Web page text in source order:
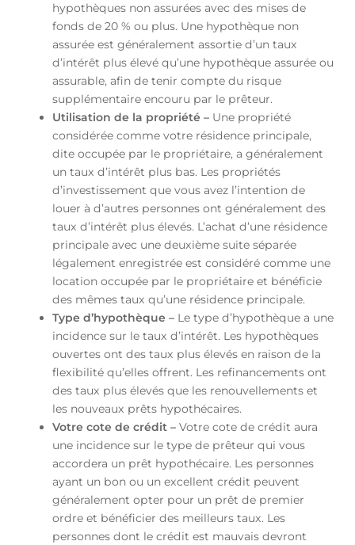
hypothèques non assurées avec des mises de
fonds de 20 % ou plus. Une hypothèque non
assurée est généralement assortie d’un taux
d’intérêt plus élevé qu’une hypothèque assurée ou
assurable, afin de tenir compte du risque
supplémentaire encouru par le prêteur.
Utilisation de la propriété – Une propriété
considérée comme votre résidence principale,
dite occupée par le propriétaire, a généralement
un taux d’intérêt plus bas. Les propriétés
d’investissement que vous avez l’intention de
louer à d’autres personnes ont généralement des
taux d’intérêt plus élevés. L’achat d’une résidence
principale avec une deuxième suite séparée
légalement enregistrée est considéré comme une
location occupée par le propriétaire et bénéficie
des mêmes taux qu’une résidence principale.
Type d’hypothèque – Le type d’hypothèque a une
incidence sur le taux d’intérêt. Les hypothèques
ouvertes ont des taux plus élevés en raison de la
flexibilité qu’elles offrent. Les refinancements ont
des taux plus élevés que les renouvellements et
les nouveaux prêts hypothécaires.
Votre cote de crédit – Votre cote de crédit aura
une incidence sur le type de prêteur qui vous
accordera un prêt hypothécaire. Les personnes
ayant un bon ou un excellent crédit peuvent
généralement opter pour un prêt de premier
ordre et bénéficier des meilleurs taux. Les
personnes dont le crédit est mauvais devront